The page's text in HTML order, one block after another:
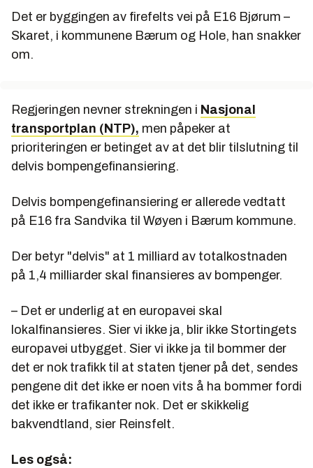
Det er byggingen av firefelts vei på E16 Bjørum –
Skaret, i kommunene Bærum og Hole, han snakker
om.
Regjeringen nevner strekningen i Nasjonal
transportplan (NTP), men påpeker at
prioriteringen er betinget av at det blir tilslutning til
delvis bompengefinansiering.
Delvis bompengefinansiering er allerede vedtatt
på E16 fra Sandvika til Wøyen i Bærum kommune.
Der betyr "delvis" at 1 milliard av totalkostnaden
på 1,4 milliarder skal finansieres av bompenger.
– Det er underlig at en europavei skal
lokalfinansieres. Sier vi ikke ja, blir ikke Stortingets
europavei utbygget. Sier vi ikke ja til bommer der
det er nok trafikk til at staten tjener på det, sendes
pengene dit det ikke er noen vits å ha bommer fordi
det ikke er trafikanter nok. Det er skikkelig
bakvendtland, sier Reinsfelt.
Les også: